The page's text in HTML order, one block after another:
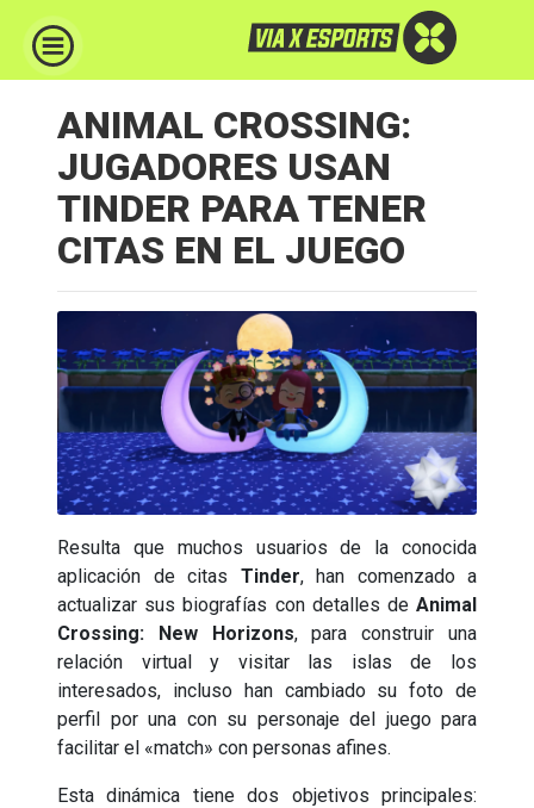
ANIMAL CROSSING:
JUGADORES USAN
TINDER PARA TENER
CITAS EN EL JUEGO
Resulta que muchos usuarios de la conocida
aplicación de citas Tinder, han comenzado a
actualizar sus biografías con detalles de Animal
Crossing: New Horizons, para construir una
relación virtual y visitar las islas de los
interesados, incluso han cambiado su foto de
perfil por una con su personaje del juego para
facilitar el «match» con personas afines.
Esta dinámica tiene dos objetivos principales: